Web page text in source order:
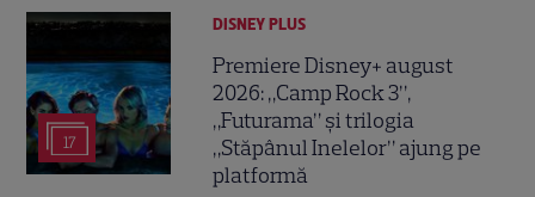
17
DISNEY PLUS
Premiere Disney+ august
2026: „Camp Rock 3”,
„Futurama” și trilogia
„Stăpânul Inelelor” ajung pe
platformă